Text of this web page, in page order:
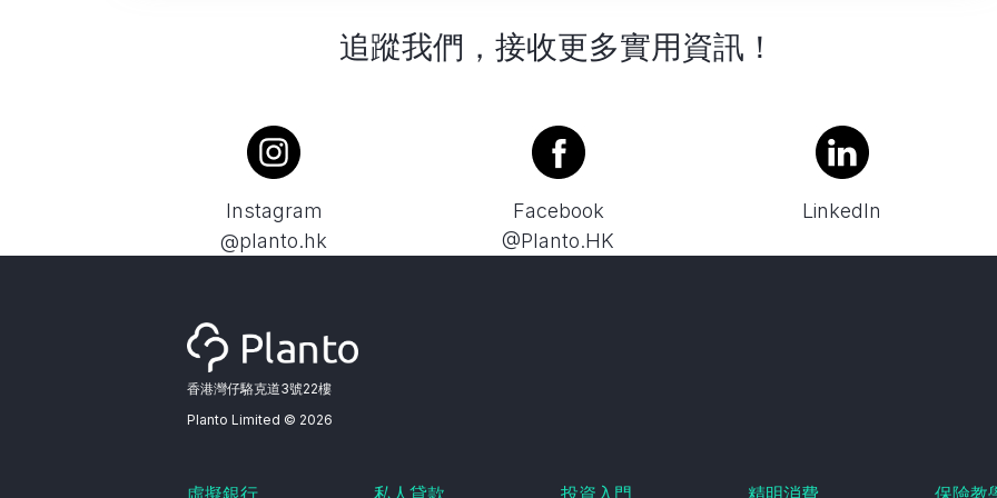
追蹤我們，接收更多實用資訊！
Instagram
@planto.hk
Facebook
@Planto.HK
LinkedIn
香港灣仔駱克道3號22樓
Planto Limited © 2026